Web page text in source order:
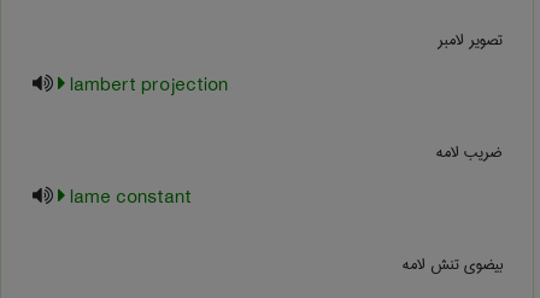
تصویر لامبر
lambert projection
ضریب لامه
lame constant
بیضوی تنش لامه